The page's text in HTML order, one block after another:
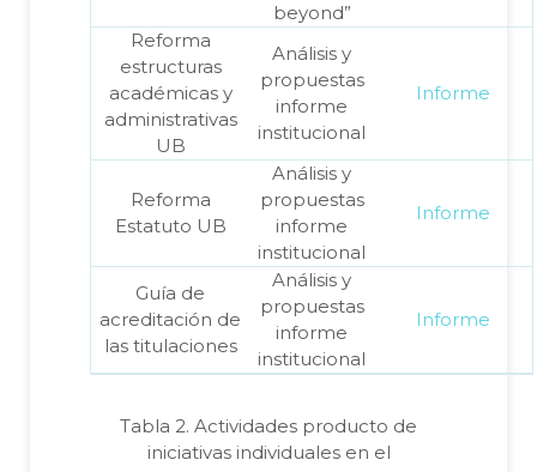
beyond”
Reforma
estructuras
académicas y
administrativas
UB
Análisis y
propuestas
informe
institucional
Informe
Reforma
Estatuto UB
Análisis y
propuestas
informe
institucional
Informe
Guía de
acreditación de
las titulaciones
Análisis y
propuestas
informe
institucional
Informe
Tabla 2. Actividades producto de
iniciativas individuales en el